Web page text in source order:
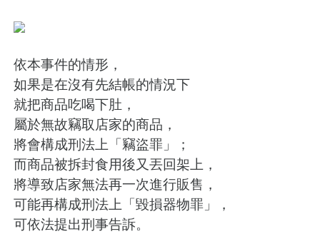
依本事件的情形，
如果是在沒有先結帳的情況下
就把商品吃喝下肚，
屬於無故竊取店家的商品，
將會構成刑法上「竊盜罪」；
而商品被拆封食用後又丟回架上，
將導致店家無法再一次進行販售，
可能再構成刑法上「毀損器物罪」，
可依法提出刑事告訴。